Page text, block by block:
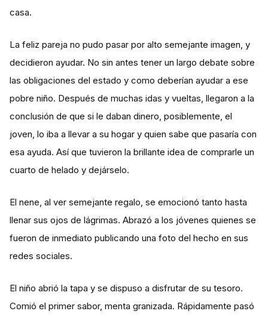
casa.
La feliz pareja no pudo pasar por alto semejante imagen, y
decidieron ayudar. No sin antes tener un largo debate sobre
las obligaciones del estado y como deberían ayudar a ese
pobre niño. Después de muchas idas y vueltas, llegaron a la
conclusión de que si le daban dinero, posiblemente, el
joven, lo iba a llevar a su hogar y quien sabe que pasaría con
esa ayuda. Así que tuvieron la brillante idea de comprarle un
cuarto de helado y dejárselo.
El nene, al ver semejante regalo, se emocionó tanto hasta
llenar sus ojos de lágrimas. Abrazó a los jóvenes quienes se
fueron de inmediato publicando una foto del hecho en sus
redes sociales.
El niño abrió la tapa y se dispuso a disfrutar de su tesoro.
Comió el primer sabor, menta granizada. Rápidamente pasó